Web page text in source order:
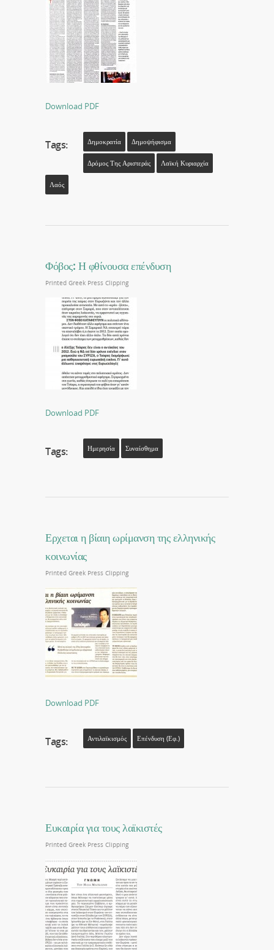
Download PDF
Tags: Δημοκρατία Δημοψήφισμα
Δρόμος Της Αριστεράς Λαϊκή Κυριαρχία
Λαός
Φόβος: Η φθίνουσα επένδυση
Printed Greek Press Clipping
Download PDF
Tags: Ημερησία Συναίσθημα
Ερχεται η βίαιη ωρίμανση της ελληνικής
κοινωνίας
Printed Greek Press Clipping
Download PDF
Tags: Αντιλαϊκισμός Επένδυση (εφ.)
Ευκαιρία για τους λαϊκιστές
Printed Greek Press Clipping